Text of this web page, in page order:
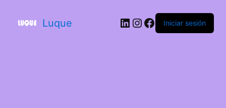
Luque Iniciar sesión